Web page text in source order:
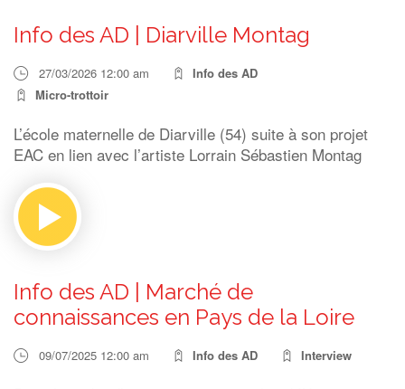
RECHERCHER
Info des AD | Diarville Montag
27/03/2026 12:00 am
Info des AD
Micro-trottoir
L’école maternelle de Diarville (54) suite à son projet
EAC en lien avec l’artiste Lorrain Sébastien Montag
Info des AD | Marché de
connaissances en Pays de la Loire
09/07/2025 12:00 am Info des AD Interview